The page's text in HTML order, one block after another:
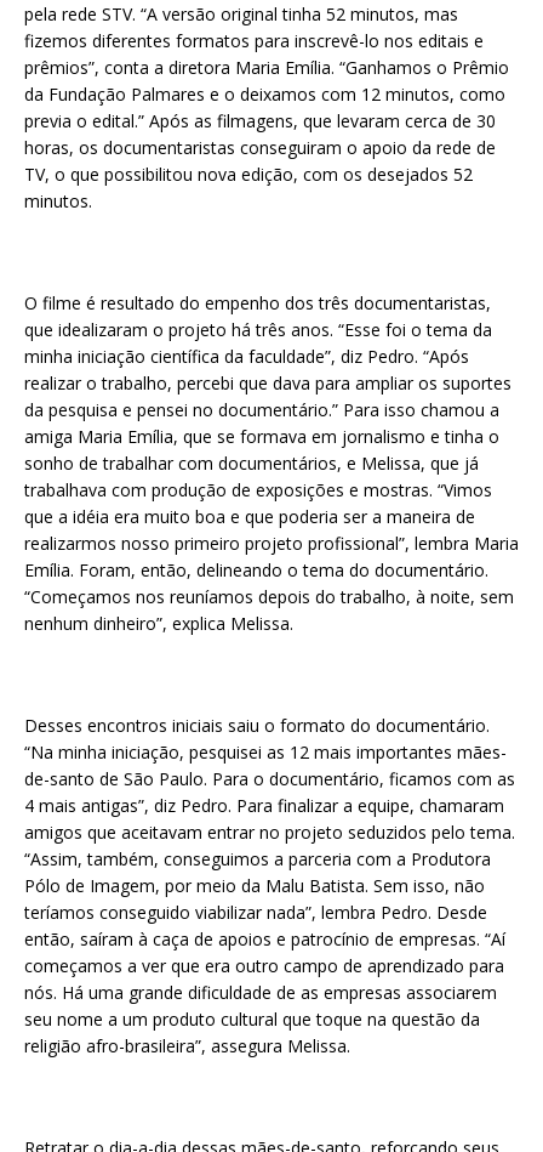
pela rede STV. “A versão original tinha 52 minutos, mas
fizemos diferentes formatos para inscrevê-lo nos editais e
prêmios”, conta a diretora Maria Emília. “Ganhamos o Prêmio
da Fundação Palmares e o deixamos com 12 minutos, como
previa o edital.” Após as filmagens, que levaram cerca de 30
horas, os documentaristas conseguiram o apoio da rede de
TV, o que possibilitou nova edição, com os desejados 52
minutos.
O filme é resultado do empenho dos três documentaristas,
que idealizaram o projeto há três anos. “Esse foi o tema da
minha iniciação científica da faculdade”, diz Pedro. “Após
realizar o trabalho, percebi que dava para ampliar os suportes
da pesquisa e pensei no documentário.” Para isso chamou a
amiga Maria Emília, que se formava em jornalismo e tinha o
sonho de trabalhar com documentários, e Melissa, que já
trabalhava com produção de exposições e mostras. “Vimos
que a idéia era muito boa e que poderia ser a maneira de
realizarmos nosso primeiro projeto profissional”, lembra Maria
Emília. Foram, então, delineando o tema do documentário.
“Começamos nos reuníamos depois do trabalho, à noite, sem
nenhum dinheiro”, explica Melissa.
Desses encontros iniciais saiu o formato do documentário.
“Na minha iniciação, pesquisei as 12 mais importantes mães-
de-santo de São Paulo. Para o documentário, ficamos com as
4 mais antigas”, diz Pedro. Para finalizar a equipe, chamaram
amigos que aceitavam entrar no projeto seduzidos pelo tema.
“Assim, também, conseguimos a parceria com a Produtora
Pólo de Imagem, por meio da Malu Batista. Sem isso, não
teríamos conseguido viabilizar nada”, lembra Pedro. Desde
então, saíram à caça de apoios e patrocínio de empresas. “Aí
começamos a ver que era outro campo de aprendizado para
nós. Há uma grande dificuldade de as empresas associarem
seu nome a um produto cultural que toque na questão da
religião afro-brasileira”, assegura Melissa.
Retratar o dia-a-dia dessas mães-de-santo, reforçando seus